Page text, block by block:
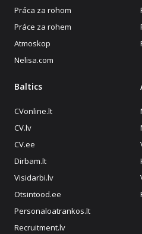
Práca za rohom
Práce za rohem
Atmoskop
Nelisa.com
Baltics
CVonline.lt
CV.lv
CV.ee
Dirbam.lt
Visidarbi.lv
Otsintood.ee
Personaloatrankos.lt
Recruitment.lv